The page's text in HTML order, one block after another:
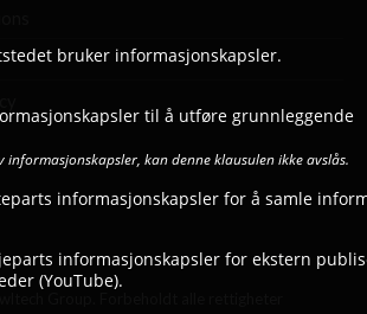
bruker informasjonskapsler.
til å utføre grunnleggende
kan denne klausulen ikke avslås.
informasjonskapsler for å samle
informasjonskapsler for ekstern
(YouTube).